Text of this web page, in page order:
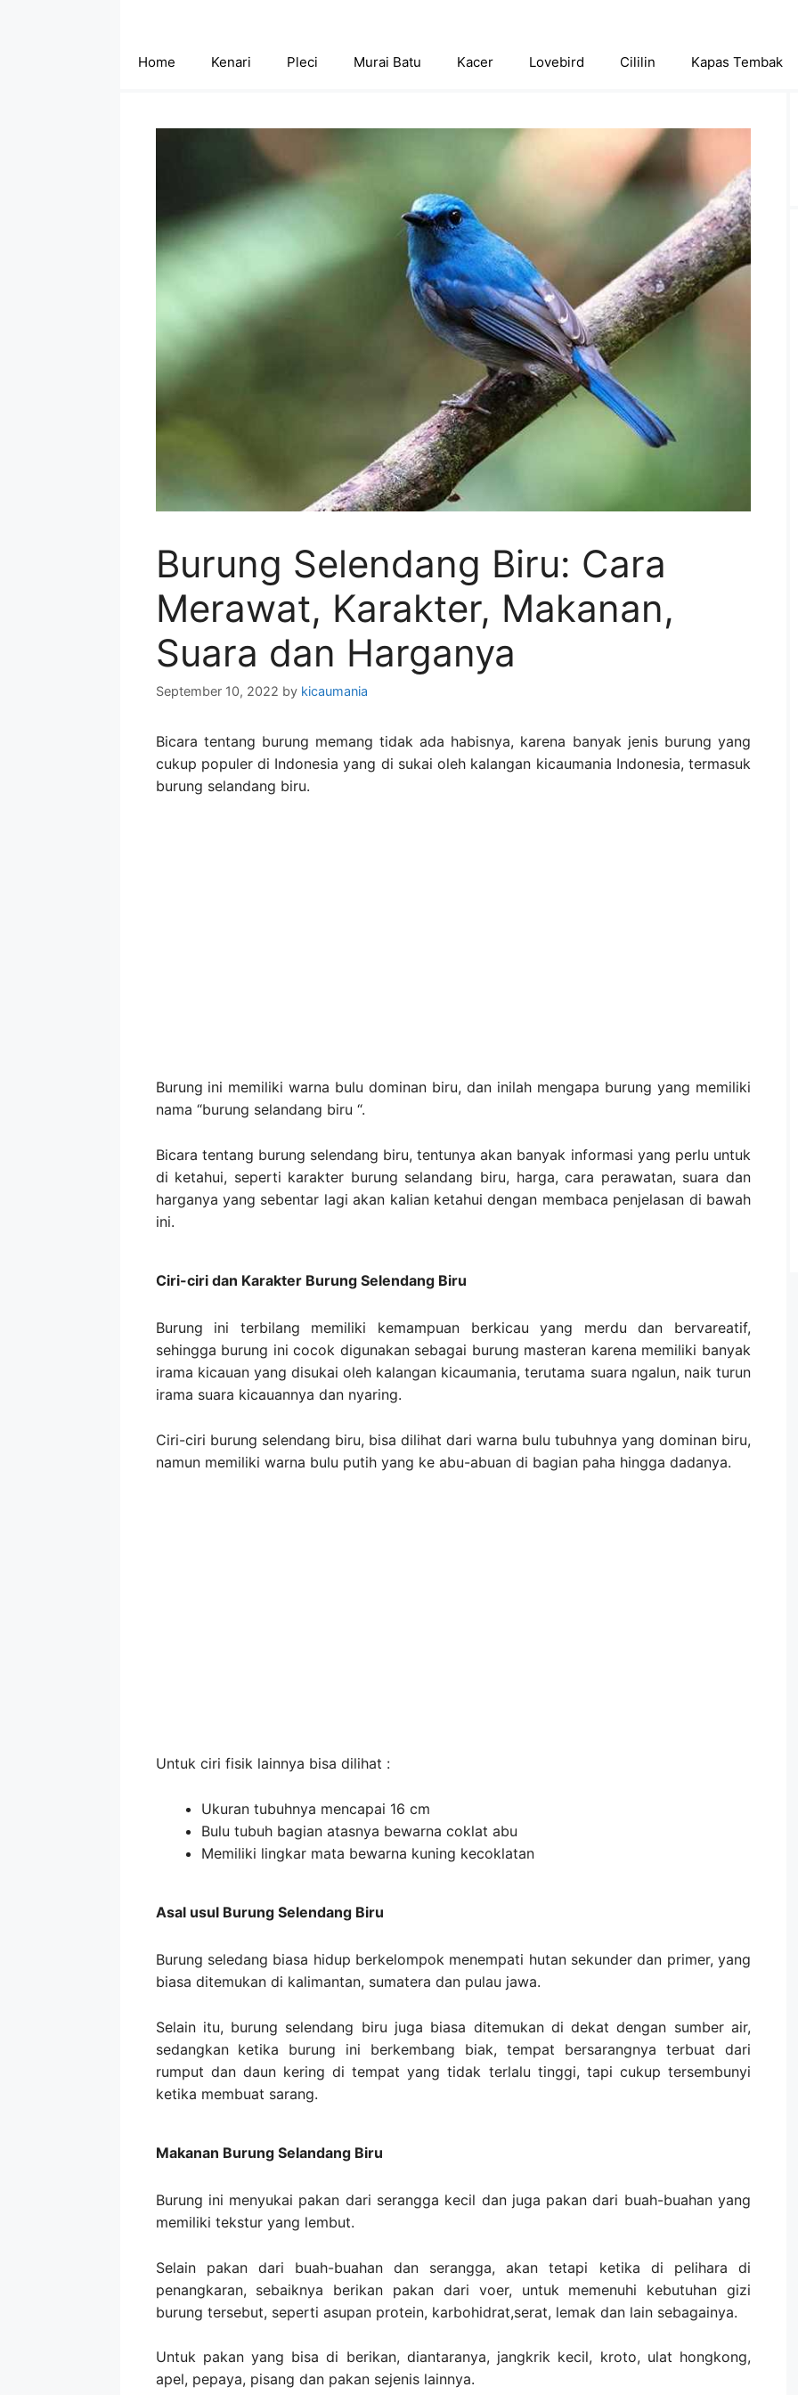
Home Kenari Pleci Murai Batu Kacer Lovebird Cililin Kapas Tembak
Burung Selendang Biru: Cara
Merawat, Karakter, Makanan,
Suara dan Harganya
September 10, 2022 by kicaumania
Bicara tentang burung memang tidak ada habisnya, karena banyak jenis burung yang
cukup populer di Indonesia yang di sukai oleh kalangan kicaumania Indonesia, termasuk
burung selandang biru.
Burung ini memiliki warna bulu dominan biru, dan inilah mengapa burung yang memiliki
nama “burung selandang biru “.
Bicara tentang burung selendang biru, tentunya akan banyak informasi yang perlu untuk
di ketahui, seperti karakter burung selandang biru, harga, cara perawatan, suara dan
harganya yang sebentar lagi akan kalian ketahui dengan membaca penjelasan di bawah
ini.
Ciri-ciri dan Karakter Burung Selendang Biru
Burung ini terbilang memiliki kemampuan berkicau yang merdu dan bervareatif,
sehingga burung ini cocok digunakan sebagai burung masteran karena memiliki banyak
irama kicauan yang disukai oleh kalangan kicaumania, terutama suara ngalun, naik turun
irama suara kicauannya dan nyaring.
Ciri-ciri burung selendang biru, bisa dilihat dari warna bulu tubuhnya yang dominan biru,
namun memiliki warna bulu putih yang ke abu-abuan di bagian paha hingga dadanya.
Untuk ciri fisik lainnya bisa dilihat :
Ukuran tubuhnya mencapai 16 cm
Bulu tubuh bagian atasnya bewarna coklat abu
Memiliki lingkar mata bewarna kuning kecoklatan
Asal usul Burung Selendang Biru
Burung seledang biasa hidup berkelompok menempati hutan sekunder dan primer, yang
biasa ditemukan di kalimantan, sumatera dan pulau jawa.
Selain itu, burung selendang biru juga biasa ditemukan di dekat dengan sumber air,
sedangkan ketika burung ini berkembang biak, tempat bersarangnya terbuat dari
rumput dan daun kering di tempat yang tidak terlalu tinggi, tapi cukup tersembunyi
ketika membuat sarang.
Makanan Burung Selandang Biru
Burung ini menyukai pakan dari serangga kecil dan juga pakan dari buah-buahan yang
memiliki tekstur yang lembut.
Selain pakan dari buah-buahan dan serangga, akan tetapi ketika di pelihara di
penangkaran, sebaiknya berikan pakan dari voer, untuk memenuhi kebutuhan gizi
burung tersebut, seperti asupan protein, karbohidrat,serat, lemak dan lain sebagainya.
Untuk pakan yang bisa di berikan, diantaranya, jangkrik kecil, kroto, ulat hongkong,
apel, pepaya, pisang dan pakan sejenis lainnya.